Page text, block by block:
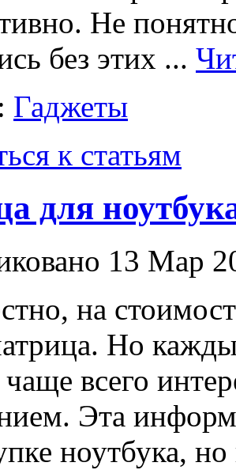
Не
без этих ...
Гаджеты
к статьям
для
13 Мар
на
Но
всего
Эта
ноутбука,